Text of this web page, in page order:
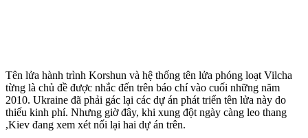
Tên lửa hành trình Korshun và hệ thống tên lửa phóng loạt Vilcha
từng là chủ đề được nhắc đến trên báo chí vào cuối những năm
2010. Ukraine đã phải gác lại các dự án phát triển tên lửa này do
thiếu kinh phí. Nhưng giờ đây, khi xung đột ngày càng leo thang
,Kiev đang xem xét nối lại hai dự án trên.